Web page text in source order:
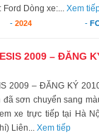
Ford Dòng xe:...Xem
- 2024 -
2009 – ĐĂNG
2009 – ĐĂNG KÝ
đã sơn chuyển sang
xe trực tiếp tại Hà
Liên...Xem tiếp